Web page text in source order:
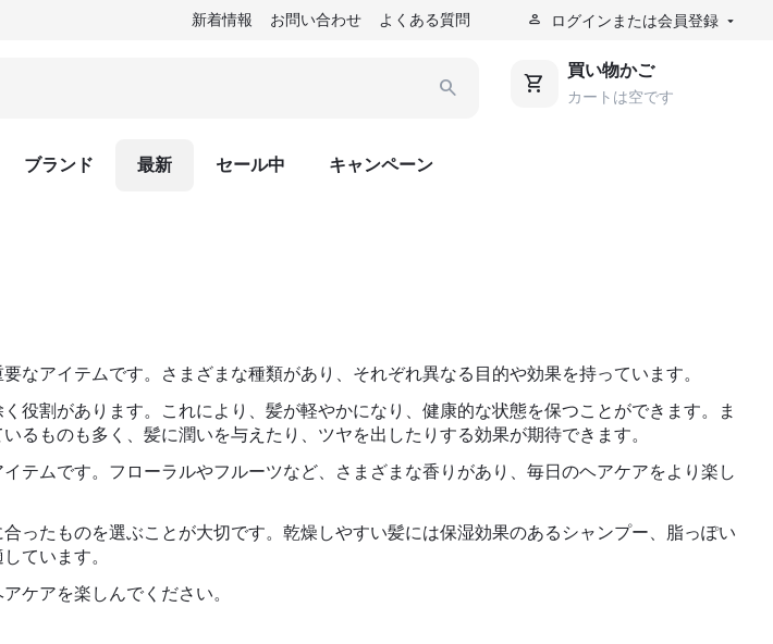
新着情報 お問い合わせ よくある質問 ログインまたは会員登録
買い物かご
カートは空です
ブランド 最新 セール中 キャンペーン
なアイテムです。さまざまな種類があり、それぞれ異なる目的や効果を持っています。
役割があります。これにより、髪が軽やかになり、健康的な状態を保つことができます。ま
るものも多く、髪に潤いを与えたり、ツヤを出したりする効果が期待できます。
テムです。フローラルやフルーツなど、さまざまな香りがあり、毎日のヘアケアをより楽し
ったものを選ぶことが大切です。乾燥しやすい髪には保湿効果のあるシャンプー、脂っぽい
ています。
ケアを楽しんでください。